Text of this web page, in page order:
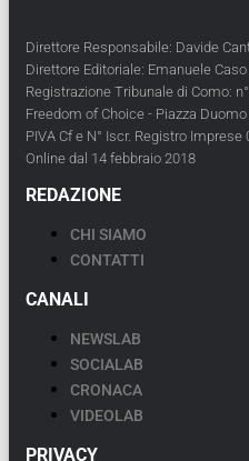
Direttore Responsabile: Davide
Direttore Editoriale: Emanuele Caso
Registrazione Tribunale di Como:
Freedom of Choice - Piazza
PIVA Cf e N° Iscr. Registro Imprese
Online dal 14 febbraio 2018
REDAZIONE
CHI SIAMO
CONTATTI
CANALI
NEWSLAB
SOCIALAB
CRONACA
VIDEOLAB
PRIVACY